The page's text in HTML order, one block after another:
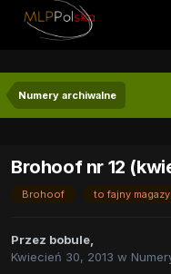
Numery archiwalne
Brohoof nr 12
Brohoof to fajny
Przez bobule,
Kwiecień 30, 2013 w